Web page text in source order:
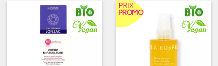
PRIX
PROMO